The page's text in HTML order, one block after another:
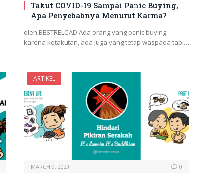
Takut COVID-19 Sampai Panic Buying,
Apa Penyebabnya Menurut Karma?
oleh BESTRELOAD Ada orang yang panic buying
karena ketakutan, ada juga yang tetap waspada tapi…
ARTIKEL
MARCH 9, 2020 0